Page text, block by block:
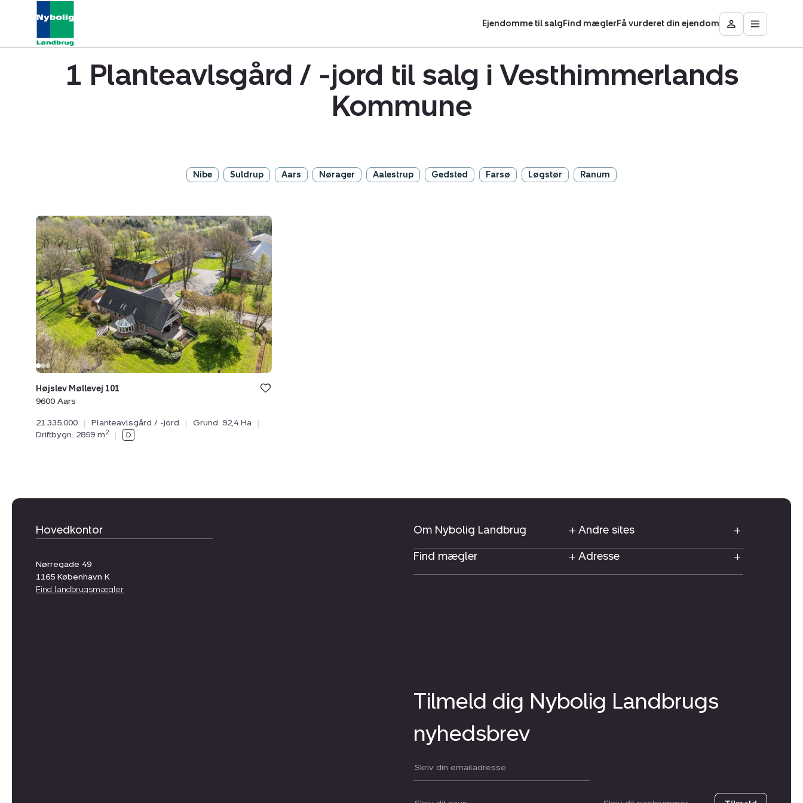
Ejendomme til salgFind mæglerFå vurderet din ejendom
Besøg
Mit
Åbn
1 Planteavlsgård / -jord til salg i Vesthimmerlands
Kommune
Nibe Suldrup Aars Nørager Aalestrup Gedsted Farsø Løgstør Ranum
Planteavlsgård
/
-
jord:
Højslev
Møllevej
101,
9600
Aars
Højslev Møllevej 101
9600 Aars
21.335.000 | Planteavlsgård / -jord | Grund: 92,4 Ha
|
Driftbygn: 2859 m2 |
Hovedkontor
Nørregade 49
1165 København K
Find landbrugsmægler
Om Nybolig Landbrug
Andre sites
Find mægler
Adresse
Tilmeld dig Nybolig Landbrugs
nyhedsbrev
Din email: